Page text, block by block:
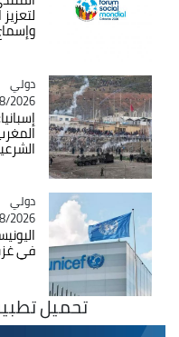
لتعزيز
Catégorie
دولي
2026 - 17:14
الشرعيين
Catégorie
دولي
2026 - 08:52
في
تحميل تطبيق